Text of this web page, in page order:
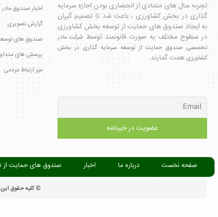
تجربه سال های متمادی از انحصاری بودن اجازه سرمایه
گذاری در بخش کشاورزی ، باعث شد تا تصمیم گیران
به ایجاد صندوق های حمایت از توسعه بخش کشاورزی
در سطوح مختلف به صورت قانونمند توسط شرکت مادر
تخصصی صندوق حمایت از توسعه سرمایه گذاری در بخش
کشاورزی همت گمارند.
اخبار صندوق مادر
گزارش تصویری
صندوق های
پرسش های
میز ارتباط مردمی
صفحه نخست درباره ما اخبار صندوق های حمایت از
میز ارتباط مردمی
© کلیه حقوق